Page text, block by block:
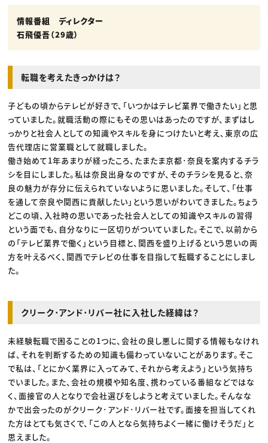
情報番組 ディレクター
石飛優吾（29歳）
転職を考えたきっかけは？
子どもの頃からテレビが好きで、「いつかはテレビ業界で働きたい」と思
っていました。就職活動の際にもその思いはあったのですが、まずはし
っかりと社会人としての知識やスキルを身につけたいと考え、東京の広
告代理店に営業職として就職しました。
働き始めて1年あまりが経ったころ、たまたま京都･奈良を案内するチラ
シを目にしました。私は奈良出身なのですが、そのチラシを見ると、奈
良の魅力が存分に伝えられていないように思いました。そして、「仕事
を通して奈良や関西に貢献したい」という思いがわいてきました。ちょう
どこの頃、入社時の思いであった社会人としての知識やスキルの習得
という面でも、自分なりに一区切りがついていました。そこで、以前から
の「テレビ業界で働く」という目標と、関西を盛り上げるという思いの両
方を叶えるべく、関西でテレビの仕事を目指して転職することにしまし
た。
クリーク･アンド･リバー社に入社した経緯は？
未経験転職で困ることの1つに、会社の良し悪しに関する情報もなけれ
ば、それを判断するための知識も備わっていないことがあります。そこ
で私は、「とにかく業界に入ってみて、それから考えよう」という気持ち
でいました。また、会社の規模や知名度、携わっている番組などではな
く、面接官の人となりで会社選びをしようと考えていました。そんなな
かで出会ったのがクリーク･アンド･リバー社です。面接を担当してくれ
た方はとても気さくで、「この人となら気持ちよく一緒に働けそうだ」と
思えました。